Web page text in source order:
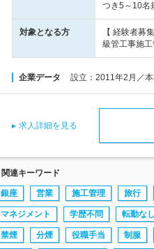
つき5～10名
対象となる方
【 経験者
級管工事施
企業データ 設立：2011年2月／
求人詳細を見る
関連キーワード
銀座 営業 施工管理 旅行
マネジメント 学歴不問 転勤なし
禁煙 分煙 役職手当 制服